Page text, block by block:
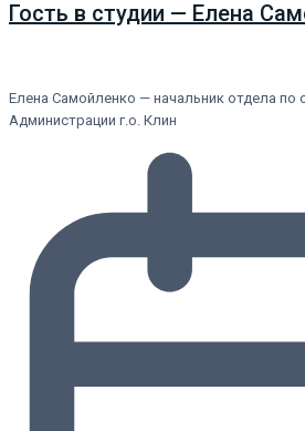
Гость в студии — Елена
Елена Самойленко — начальник отдела по
Администрации г.о. Клин